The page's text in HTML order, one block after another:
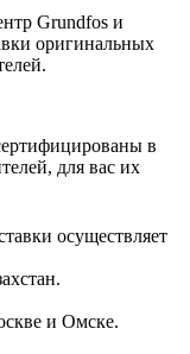
Grundfos и
оригинальных
в
для вас их
осуществляет
в Казахстан.
и Омске.